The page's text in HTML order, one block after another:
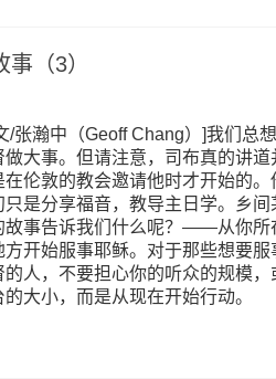
（3）
/张瀚中（Geoff Chang）]我们总
做大事。但请注意，司布真的讲道
在伦敦的教会邀请他时才开始的。
只是分享福音，教导主日学。乡间
故事告诉我们什么呢？——从你所
方开始服事耶稣。对于那些想要服
的人，不要担心你的听众的规模，
的大小，而是从现在开始行动。